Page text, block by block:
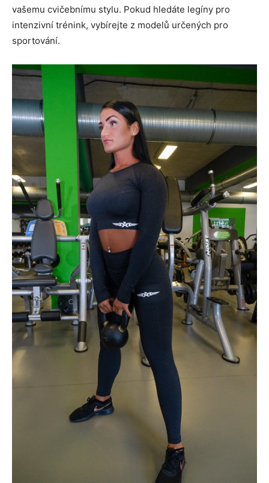
vašemu cvičebnímu stylu. Pokud hledáte legíny pro
intenzivní trénink, vybírejte z modelů určených pro
sportování.